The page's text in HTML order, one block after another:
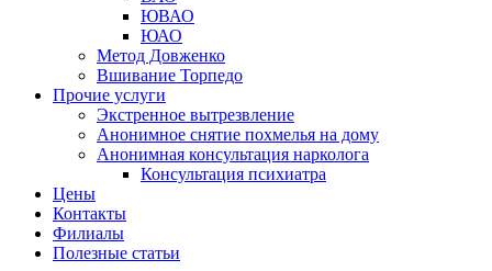
ЮВАО
ЮАО
Метод Довженко
Вшивание Торпедо
Прочие услуги
Экстренное вытрезвление
Анонимное снятие похмелья на дому
Анонимная консультация нарколога
Консультация психиатра
Цены
Контакты
Филиалы
Полезные статьи